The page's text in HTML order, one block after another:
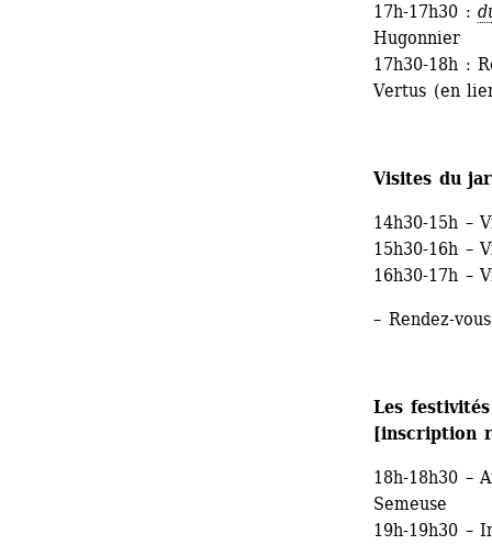
17h-17h30 :
Hugonnier
17h30-18h :
Vertus (en
Visites du
14h30-15h –
15h30-16h –
16h30-17h –
– Rendez-
Les
[inscription
18h-18h30 –
Semeuse
19h-19h30 –